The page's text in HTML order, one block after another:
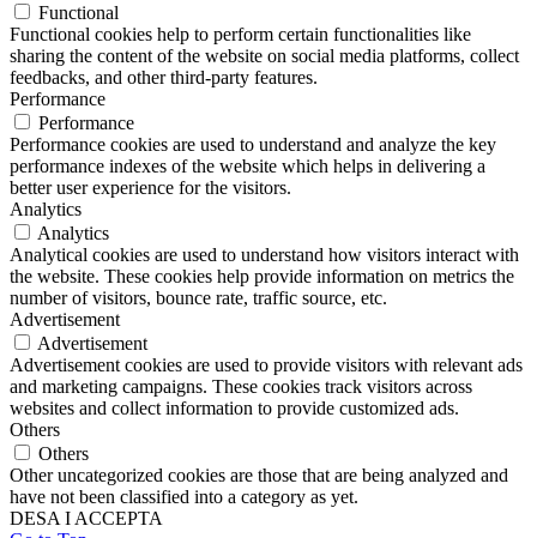
Functional
Functional cookies help to perform certain functionalities like
sharing the content of the website on social media platforms, collect
feedbacks, and other third-party features.
Performance
Performance
Performance cookies are used to understand and analyze the key
performance indexes of the website which helps in delivering a
better user experience for the visitors.
Analytics
Analytics
Analytical cookies are used to understand how visitors interact with
the website. These cookies help provide information on metrics the
number of visitors, bounce rate, traffic source, etc.
Advertisement
Advertisement
Advertisement cookies are used to provide visitors with relevant ads
and marketing campaigns. These cookies track visitors across
websites and collect information to provide customized ads.
Others
Others
Other uncategorized cookies are those that are being analyzed and
have not been classified into a category as yet.
DESA I ACCEPTA